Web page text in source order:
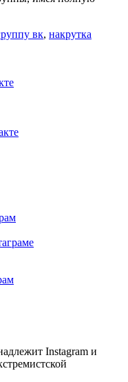
вк, накрутка
Instagram и